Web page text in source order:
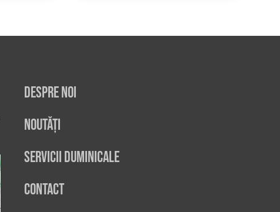
Despre noi
Noutăți
Servicii duminicale
Contact